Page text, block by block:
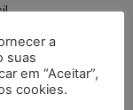
tornam-se
da proibição
a
suas
em “Aceitar”,
cookies.